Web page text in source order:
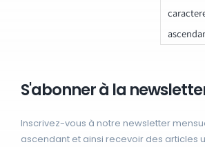
S'abonner à la
Inscrivez-vous à notre newsletter
ascendant et ainsi recevoir des articles